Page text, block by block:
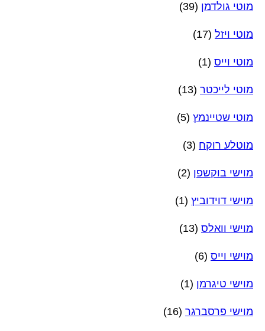
מוטי גולדמן (39)
מוטי ויזל (17)
מוטי וייס (1)
מוטי לייכטר (13)
מוטי שטיינמץ (5)
מוטלע רוקח (3)
מוישי בוקשפן (2)
מוישי דוידוביץ (1)
מוישי וואלס (13)
מוישי וייס (6)
מוישי טיגרמן (1)
מוישי פרסברגר (16)